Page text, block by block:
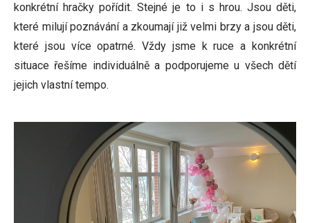
konkrétní hračky pořídit. Stejné je to i s hrou. Jsou děti,
které milují poznávání a zkoumají již velmi brzy a jsou děti,
které jsou více opatrné. Vždy jsme k ruce a konkrétní
situace řešíme individuálně a podporujeme u všech dětí
jejich vlastní tempo.